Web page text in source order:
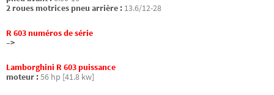
2 roues motrices pneu arrière : 13.6/12-28
R 603 numéros de série
–>
Lamborghini R 603 puissance
moteur :56 hp [41.8 kw]